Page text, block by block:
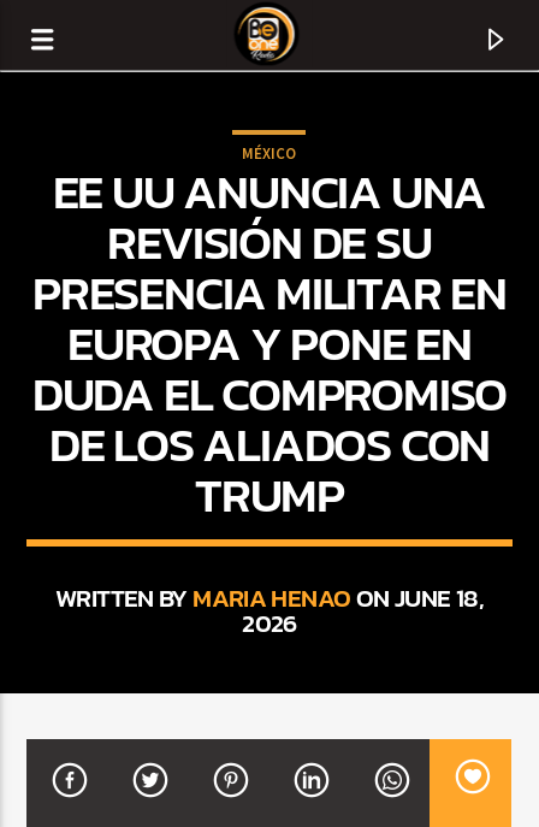
CURRENT TRACK
MÉXICO
EE UU ANUNCIA UNA
REVISIÓN DE SU
PRESENCIA MILITAR EN
EUROPA Y PONE EN
DUDA EL COMPROMISO
DE LOS ALIADOS CON
TRUMP
WRITTEN BYMARIA HENAOON JUNE 18,
2026